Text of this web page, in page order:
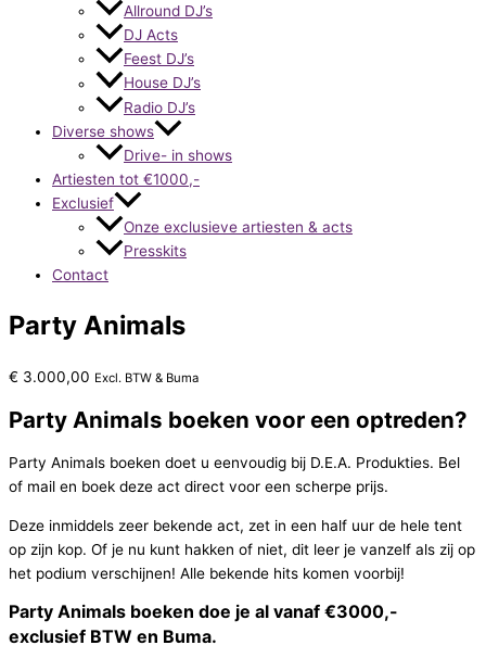
Allround DJ’s
DJ Acts
Feest DJ’s
House DJ’s
Radio DJ’s
Diverse shows
Drive- in shows
Artiesten tot €1000,-
Exclusief
Onze exclusieve artiesten & acts
Presskits
Contact
Party Animals
€ 3.000,00 Excl. BTW & Buma
Party Animals boeken voor een optreden?
Party Animals boeken doet u eenvoudig bij D.E.A. Produkties. Bel
of mail en boek deze act direct voor een scherpe prijs.
Deze inmiddels zeer bekende act, zet in een half uur de hele tent
op zijn kop. Of je nu kunt hakken of niet, dit leer je vanzelf als zij op
het podium verschijnen! Alle bekende hits komen voorbij!
Party Animals boeken doe je al vanaf €3000,-
exclusief BTW en Buma.